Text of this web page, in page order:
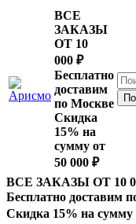
ВСЕ
ЗАКАЗЫ
ОТ 10
000 ₽
Бесплатно
доставим
по Москве
Скидка
15% на
сумму от
50 000 ₽
ВСЕ ЗАКАЗЫ ОТ 10
Бесплатно доставим
Скидка 15% на сумму